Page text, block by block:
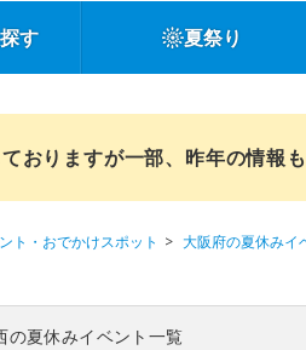
す 夏祭り
おりますが一部、昨年の情報
ト・おでかけスポット 大阪府の夏休みイ
夏休みイベント一覧